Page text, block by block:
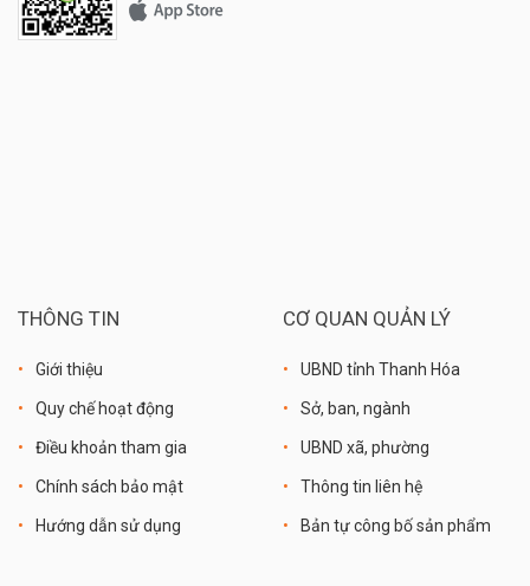
THÔNG TIN
Giới thiệu
Quy chế hoạt động
Điều khoản tham gia
Chính sách bảo mật
Hướng dẫn sử dụng
CƠ QUAN QUẢN LÝ
UBND tỉnh Thanh Hóa
Sở, ban, ngành
UBND xã, phường
Thông tin liên hệ
Bản tự công bố sản phẩm